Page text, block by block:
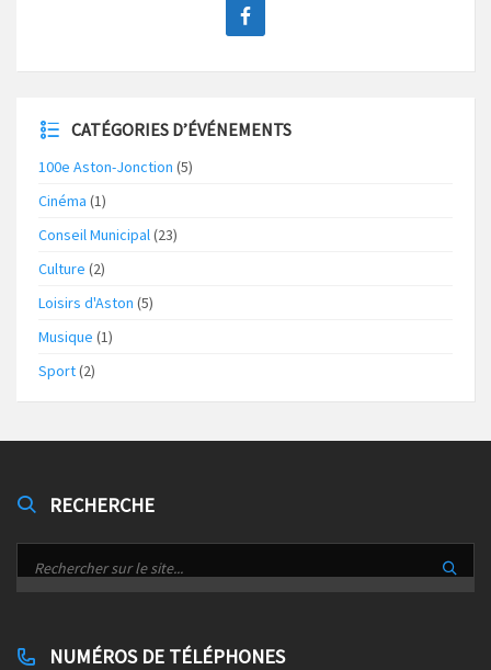
CATÉGORIES D’ÉVÉNEMENTS
100e Aston-Jonction (5)
Cinéma (1)
Conseil Municipal(23)
Culture (2)
Loisirs d'Aston (5)
Musique (1)
Sport(2)
RECHERCHE
NUMÉROS DE TÉLÉPHONES